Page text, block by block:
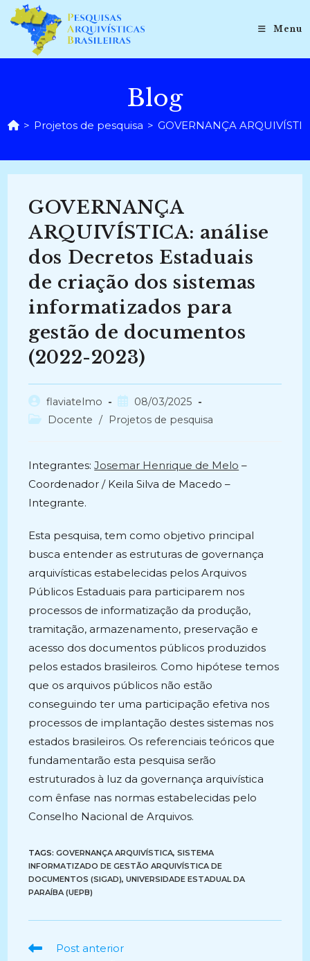
para
conteúdo
Menu
Blog
> Projetos de pesquisa > GOVERNANÇA
GOVERNANÇA
ARQUIVÍSTICA: análise
dos Decretos Estaduais
de criação dos sistemas
informatizados para
gestão de documentos
(2022-2023)
Autor
do
flaviatelmo
Post
publicado:
08/03/2025
Categoria
Docente / Projetos de pesquisa
Integrantes:Josemar Henrique de Melo –
Coordenador / Keila Silva de Macedo –
Integrante.
Esta pesquisa, tem como objetivo principal
busca entender as estruturas de governança
arquivísticas estabelecidas pelos Arquivos
Públicos Estaduais para participarem nos
processos de informatização da produção,
tramitação, armazenamento, preservação e
acesso dos documentos públicos produzidos
pelos estados brasileiros. Como hipótese temos
que os arquivos públicos não estão
conseguindo ter uma participação efetiva nos
processos de implantação destes sistemas nos
estados brasileiros. Os referenciais teóricos que
fundamentarão esta pesquisa serão
estruturados à luz da governança arquivística
com ênfase nas normas estabelecidas pelo
Conselho Nacional de Arquivos.
TAGS:GOVERNANÇA ARQUIVÍSTICA, SISTEMA
INFORMATIZADO DE GESTÃO ARQUIVÍSTICA DE
DOCUMENTOS (SIGAD), UNIVERSIDADE ESTADUAL DA
PARAÍBA (UEPB)
Ler
Post anterior